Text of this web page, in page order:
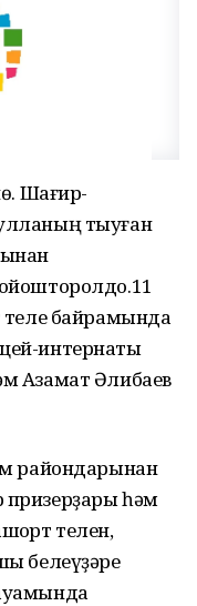
Шағир-
тыуған
теле байрамында
интернаты
Азамат Әлибаев
райондарынан
һәм
телен,
белеүҙәре